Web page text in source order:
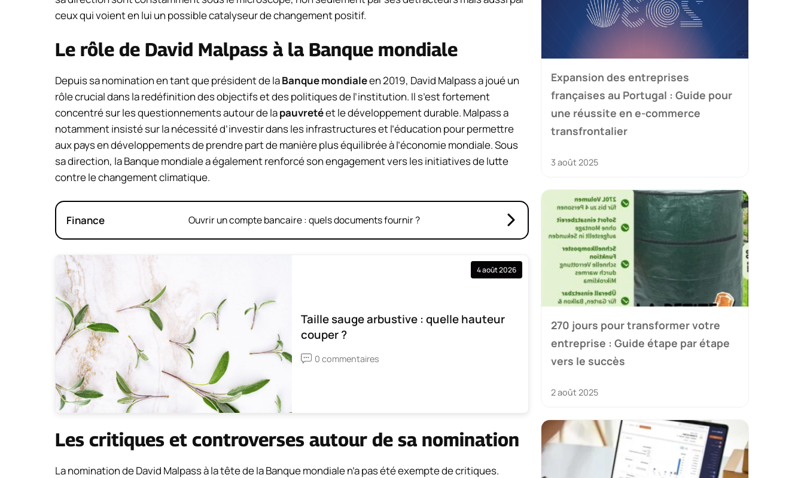
ceux qui voient en lui un possible catalyseur de changement positif.
Le rôle de David Malpass à la Banque mondiale
Depuis sa nomination en tant que président de laBanque mondialeen 2019, David Malpass a joué un
rôle crucial dans la redéfinition des objectifs et des politiques de l’institution. Il s’est fortement
concentré sur les questionnements autour de lapauvretéet le développement durable. Malpass a
notamment insisté sur la nécessité d’investir dans les infrastructures et l’éducation pour permettre
aux pays en développements de prendre part de manière plus équilibrée à l’économie mondiale. Sous
sa direction, la Banque mondiale a également renforcé son engagement vers les initiatives de lutte
contre le changement climatique.
Finance Ouvrir un compte bancaire : quels documents fournir ?
4 août 2026
Taille sauge arbustive : quelle hauteur
couper ?
0 commentaires
Les critiques et controverses autour de sa nomination
La nomination de David Malpass à la tête de la Banque mondiale n’a pas été exempte de critiques.
Expansion des entreprises
françaises au Portugal : Guide pour
une réussite en e-commerce
transfrontalier
3 août 2025
270 jours pour transformer votre
entreprise : Guide étape par étape
vers le succès
2 août 2025